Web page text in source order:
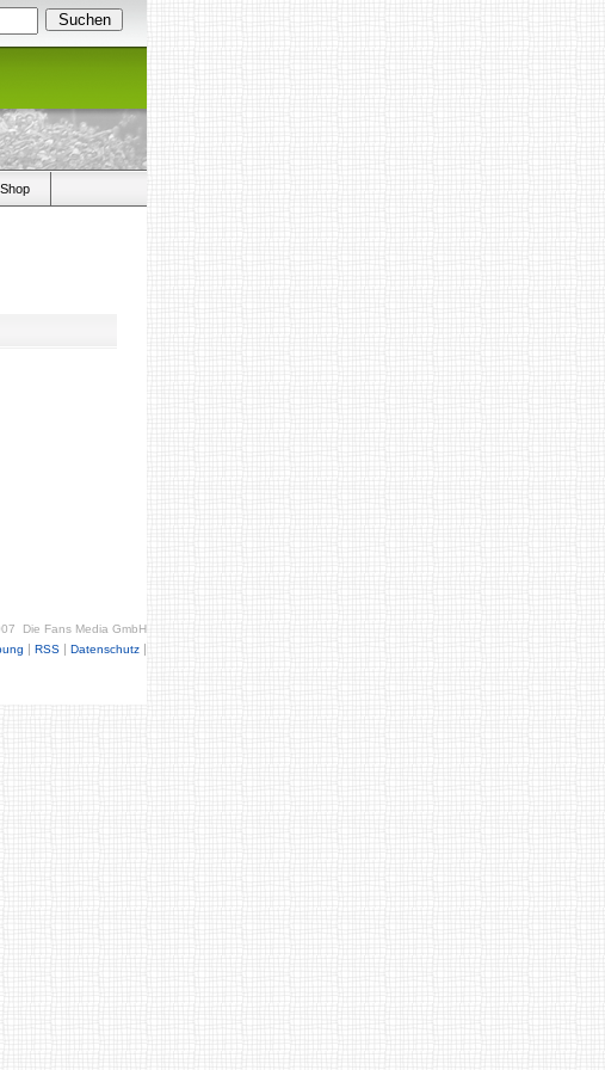
Shop
Die Fans Media GmbH
| RSS | Datenschutz |